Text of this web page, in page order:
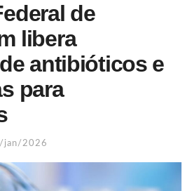
de
libera
antibióticos e
para
jan/2026